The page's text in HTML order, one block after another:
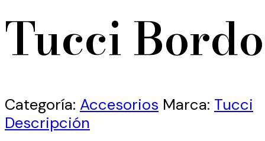
Tucci
Categoría: Accesorios Marca: Tucci
Descripción